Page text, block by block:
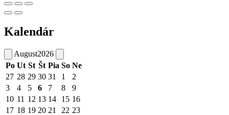
Kalendár
August2026
Po Ut St Št Pia So Ne
27 28 29 30 31 1
2
3
4 5 6 7 8
9
10 11 12 13 14 15 16
17 18 19 20 21 22 23